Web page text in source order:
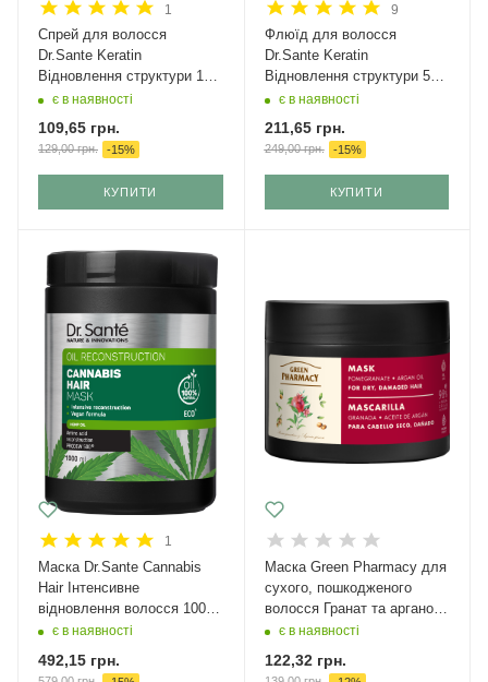
1
Спрей для волосся
Dr.Sante Keratin
Відновлення структури 150
млє в наявності
109,65 грн.
129,00грн. -15%
КУПИТИ
9
Флюїд для волосся
Dr.Sante Keratin
Відновлення структури 50
млє в наявності
211,65грн.
249,00грн. -15%
КУПИТИ
1
Маска Dr.Sante Cannabis
Hair Інтенсивне
відновлення волосся 1000
млє в наявності
492,15 грн.
Маска Green Pharmacy для
сухого, пошкодженого
волосся Гранат та арганова
олія 300 мл
є в наявності
122,32грн.